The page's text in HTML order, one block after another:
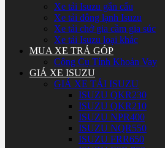
Xe tải Isuzu gắn cẩu
Xe tải đông lạnh Isuzu
Xe tải chở gia cầm gia súc
Xe tải Isuzu loại khác
MUA XE TRẢ GÓP
Công Cụ Tính Khoản Vay
GIÁ XE ISUZU
GIÁ XE TẢI ISUZU
ISUZU QKR230
ISUZU QKR210
ISUZU NPR400
ISUZU NQR550
ISUZU FRR650